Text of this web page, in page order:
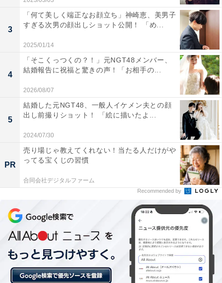
3
「何て美しく端正なお顔立ち」神崎恵、美男子
すぎる次男の顔出しショット公開！ 「め...
2025/01/14
4
「そこくっつくの？！」元NGT48メンバー、
結婚報告に祝福と驚きの声！「お相手の...
2026/08/07
5
結婚した元NGT48、一般人イケメン夫との顔
出し前撮りショット！ 「絵に描いたよ...
2024/07/30
PR
売り場じゃ教えてくれない！当たる人だけがや
ってる宝くじの習慣
合同会社デジタルファーム
Recommended by